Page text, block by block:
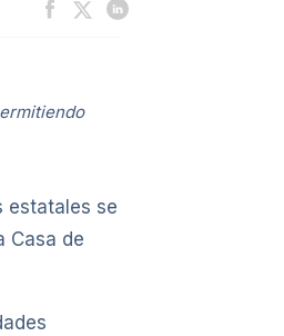
estatales se
Casa de